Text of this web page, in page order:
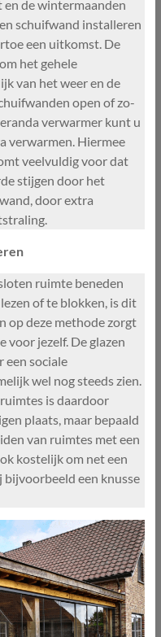
de wintermaanden
schuifwand installeren
een uitkomst. De
het gehele
van het weer en de
open of zo-
verwarmer kunt u
verwarmen. Hiermee
veelvuldig voor dat
stijgen door het
door extra
ruimte beneden
of te blokken, is dit
op deze methode zorgt
voor jezelf. De glazen
een sociale
wel nog steeds zien.
is daardoor
plaats, maar bepaald
van ruimtes met een
kostelijk om net een
bijvoorbeeld een knusse